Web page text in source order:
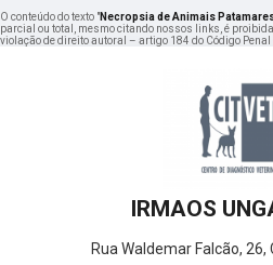
O conteúdo do texto "Necropsia de Animais
parcial ou total, mesmo citando nossos links, é
violação de direito autoral – artigo 184 do Código Penal
IRMAOS
Rua Waldemar Falcão, 26,